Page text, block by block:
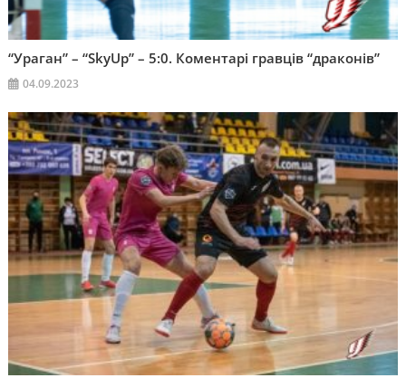
“Ураган” – “SkyUp” – 5:0. Коментарі гравців “драконів”
04.09.2023